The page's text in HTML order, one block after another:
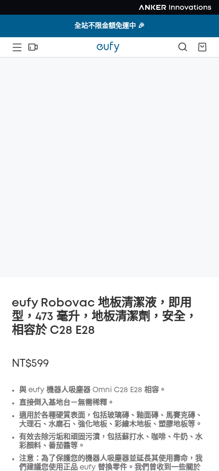
全站不限金額免運中 🎉
eufy Robovac 地板清潔液，即用
型，473 毫升，地板清潔劑，安全，
相容於 C28 E28
NT$599
折扣
優惠碼:
複製
與 eufy 機器人吸塵器 Omni C28 E28 相容。
直接倒入基地台－無需稀釋。
適用於各種硬質表面，包括玻璃磚、釉面磚、馬賽克磚、
大理石、水磨石、強化地板、彩繪木地板、塑膠地板等。
有效去除污垢和頑固污漬，包括蘇打水、咖啡、牛奶、水
彩顏料、番茄醬等。
注意：為了保護您的機器人吸塵器並延長其使用壽命，我
們建議您使用正品 eufy 替換零件。我們曾收到一些關於